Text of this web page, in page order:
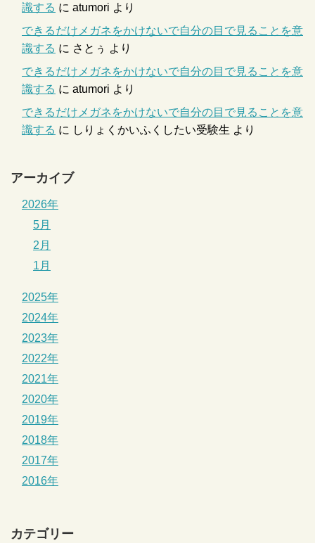
識する に atumori より
できるだけメガネをかけないで自分の目で見ることを意
識する に さとぅ より
できるだけメガネをかけないで自分の目で見ることを意
識する に atumori より
できるだけメガネをかけないで自分の目で見ることを意
識する に しりょくかいふくしたい受験生 より
アーカイブ
2026年
5月
2月
1月
2025年
2024年
2023年
2022年
2021年
2020年
2019年
2018年
2017年
2016年
カテゴリー